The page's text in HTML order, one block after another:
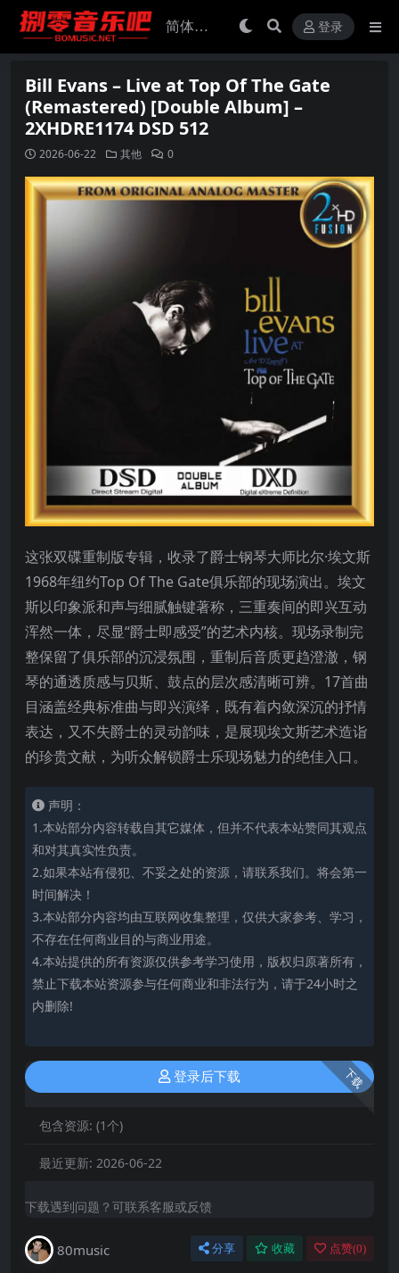
登录
Bill Evans – Live at Top Of The Gate
(Remastered) [Double Album] –
2XHDRE1174 DSD 512
2026-06-22 其他 0
这张双碟重制版专辑，收录了爵士钢琴大师比尔·埃文斯
1968年纽约Top Of The Gate俱乐部的现场演出。埃文
斯以印象派和声与细腻触键著称，三重奏间的即兴互动
浑然一体，尽显“爵士即感受”的艺术内核。现场录制完
整保留了俱乐部的沉浸氛围，重制后音质更趋澄澈，钢
琴的通透质感与贝斯、鼓点的层次感清晰可辨。17首曲
目涵盖经典标准曲与即兴演绎，既有着内敛深沉的抒情
表达，又不失爵士的灵动韵味，是展现埃文斯艺术造诣
的珍贵文献，为听众解锁爵士乐现场魅力的绝佳入口。
声明：
1.本站部分内容转载自其它媒体，但并不代表本站赞同其观点
和对其真实性负责。
2.如果本站有侵犯、不妥之处的资源，请联系我们。将会第一
时间解决！
3.本站部分内容均由互联网收集整理，仅供大家参考、学习，
不存在任何商业目的与商业用途。
4.本站提供的所有资源仅供参考学习使用，版权归原著所有，
禁止下载本站资源参与任何商业和非法行为，请于24小时之
内删除!
下载
登录后下载
包含资源: (1个)
最近更新: 2026-06-22
下载遇到问题？可联系客服或反馈
80music 分享 收藏 点赞(0)